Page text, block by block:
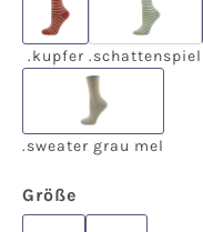
.kupfer
.kupfer
(Diese
.schattenspiel
.sweater grau
.sweater grau mel
Größe